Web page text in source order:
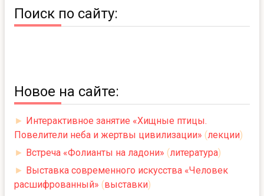
Поиск по сайту:
Новое на сайте:
► Интерактивное занятие «Хищные птицы.
Повелители неба и жертвы цивилизации» (лекции)
► Встреча «Фолианты на ладони» (литература)
► Выставка современного искусства «Человек
расшифрованный» (выставки)